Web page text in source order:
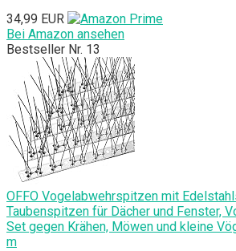
34,99 EUR
Bei Amazon ansehen
Bestseller Nr. 13
OFFO Vogelabwehrspitzen mit
Taubenspitzen für Dächer und Fenster,
Set gegen Krähen, Möwen und kleine
m